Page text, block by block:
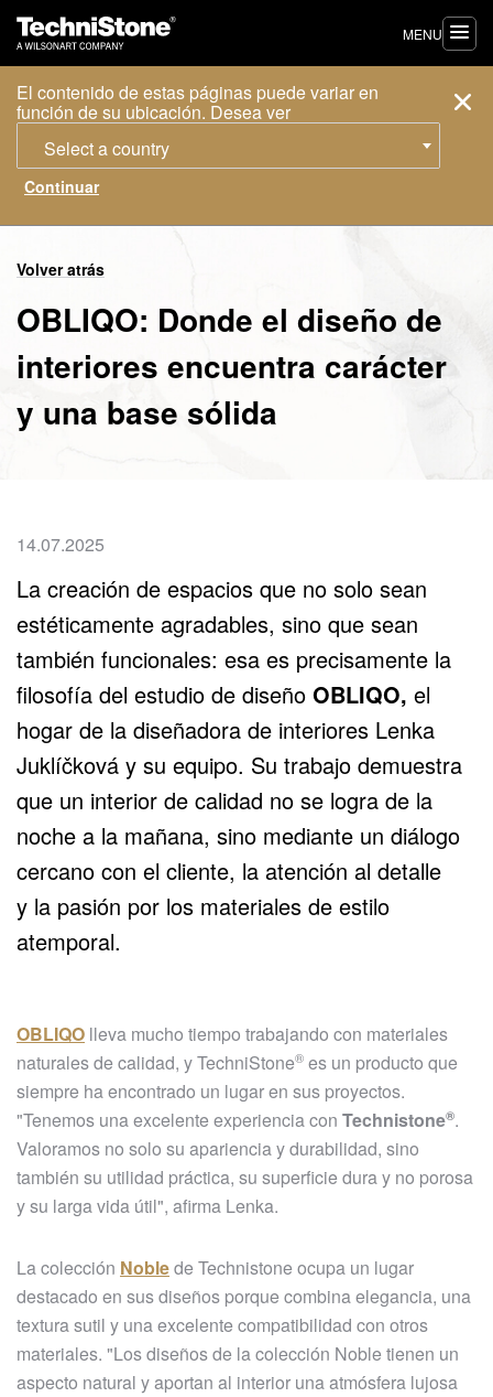
El contenido de estas páginas puede variar en
función de su ubicación. Desea ver
Select a country
MENU
Volver atrás
OBLIQO: Donde el diseño de
interiores encuentra carácter
y una base sólida
14.07.2025
La creación de espacios que no solo sean
estéticamente agradables, sino que sean
también funcionales: esa es precisamente la
filosofía del estudio de diseño OBLIQO, el
hogar de la diseñadora de interiores Lenka
Juklíčková y su equipo. Su trabajo demuestra
que un interior de calidad no se logra de la
noche a la mañana, sino mediante un diálogo
cercano con el cliente, la atención al detalle
y la pasión por los materiales de estilo
atemporal.
OBLIQO lleva mucho tiempo trabajando con materiales
naturales de calidad, yTechniStone® es un producto que
siempre ha encontrado un lugar en sus proyectos.
"Tenemos una excelente experiencia con Technistone®.
Valoramos no solo su apariencia y durabilidad, sino
también su utilidad práctica, su superficie dura y no porosa
y su larga vida útil", afirma Lenka.
La colección Noblede Technistone ocupa un lugar
destacado en sus diseños porque combina elegancia, una
textura sutil y una excelente compatibilidad con otros
materiales. "Los diseños de la colección Noble tienen un
aspecto natural y aportan al interior una atmósfera lujosa